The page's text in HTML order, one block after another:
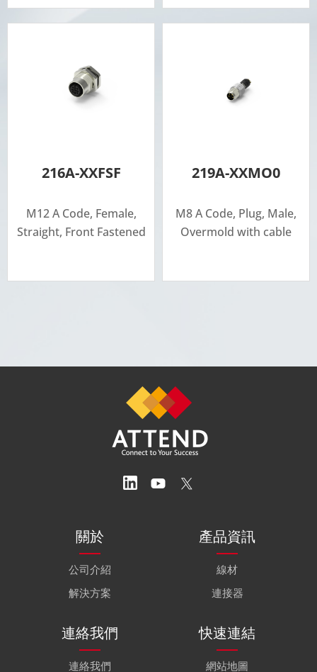
216A-XXFSF
M12 A Code, Female,
Straight, Front Fastened
219A-XXMO0
M8 A Code, Plug, Male,
Overmold with cable
關於
公司介紹
解決方案
產品資訊
線材
連接器
連絡我們
連絡我們
快速連結
網站地圖